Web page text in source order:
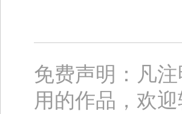
免费声明：凡
用的作品，欢